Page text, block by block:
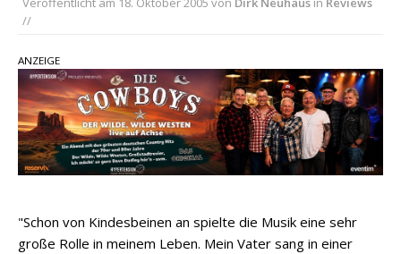
Sommernächte
Randy Travis veröffentlicht mit „I Don’t Care“
einen weiteren Schatz aus dem Archiv
Ben Gallaher kehrt zu seinen Wurzeln zurück –
„Taylor Gold“ zeigt die Kraft der Akustik
//
ANZEIGE
"Schon von Kindesbeinen an spielte die Musik eine sehr
große Rolle in meinem Leben. Mein Vater sang in einer